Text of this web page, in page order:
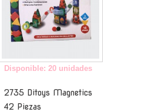
Disponible: 20 unidades
2735 Ditoys Magnetics
42 Piezas